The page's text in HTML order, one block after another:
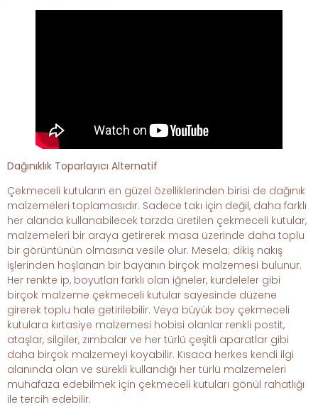
Dağınıklık Toparlayıcı Alternatif
Çekmeceli kutuların en güzel özelliklerinden birisi de dağınık
malzemeleri toplamasıdır. Sadece takı için değil, daha farklı
her alanda kullanabilecek tarzda üretilen çekmeceli kutular,
malzemeleri bir araya getirerek masa üzerinde daha toplu
bir görüntünün olmasına vesile olur. Mesela; dikiş nakış
işlerinden hoşlanan bir bayanın birçok malzemesi bulunur.
Her renkte ip, boyutları farklı olan iğneler, kurdeleler gibi
birçok malzeme çekmeceli kutular sayesinde düzene
girerek toplu hale getirilebilir. Veya büyük boy çekmeceli
kutulara kırtasiye malzemesi hobisi olanlar renkli postit,
ataşlar, silgiler, zımbalar ve her türlü çeşitli aparatlar gibi
daha birçok malzemeyi koyabilir. Kısaca herkes kendi ilgi
alanında olan ve sürekli kullandığı her türlü malzemeleri
muhafaza edebilmek için çekmeceli kutuları gönül rahatlığı
ile tercih edebilir.